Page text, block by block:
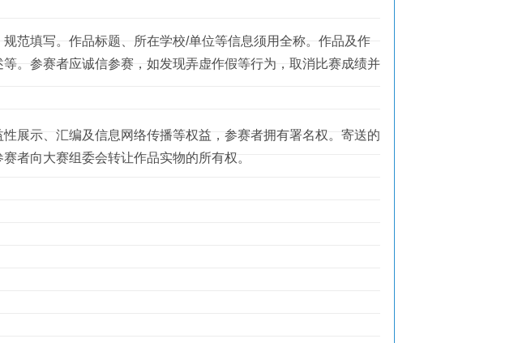
填写。作品标题、所在学校/单位等信息须用全称。作品及作
。参赛者应诚信参赛，如发现弄虚作假等行为，取消比赛成绩并
示、汇编及信息网络传播等权益，参赛者拥有署名权。寄送的
者向大赛组委会转让作品实物的所有权。